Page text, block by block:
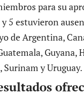
para su
5 estuvieron
de Argentina,
Guyana,
Surinam y Uruguay.